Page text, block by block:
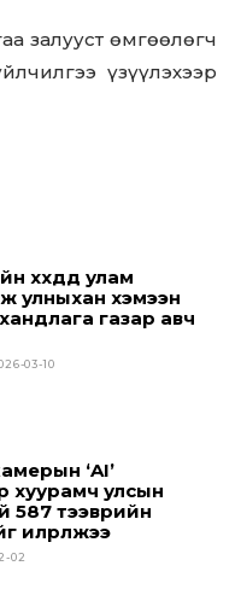
miss
залууст өмгөөлөгч
үзүүлэхээр
хүүхдүүд улам
улныхан хэмээн
газар авч
03-10
‘AI’
хуурамч улсын
587 тээврийн
илрүүлжээ
02